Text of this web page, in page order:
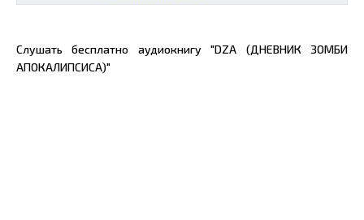
Слушать бесплатно аудиокнигу "DZA (ДНЕВНИК ЗОМБИ
АПОКАЛИПСИСА)"